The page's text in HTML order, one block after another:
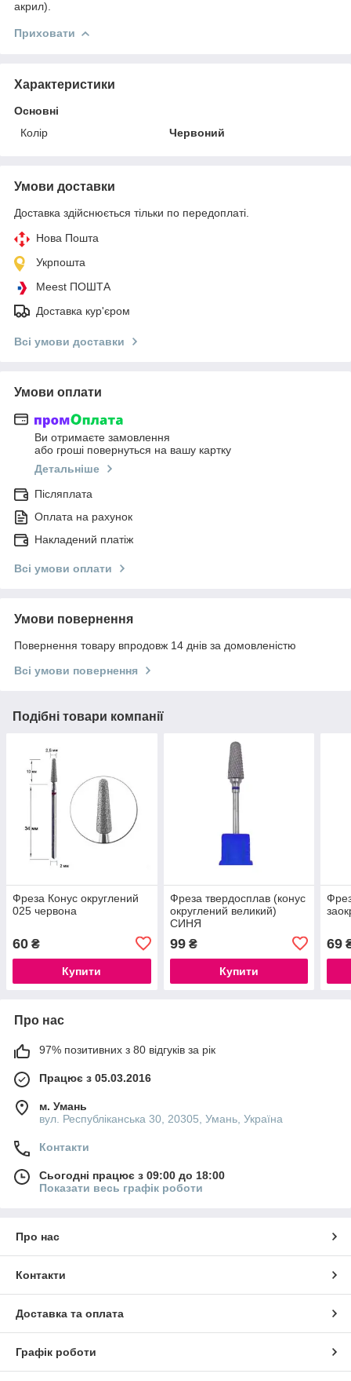
акрил).
Приховати
Характеристики
Основні
Колір
Червоний
Умови доставки
Доставка здійснюється тільки по передоплаті.
Нова Пошта
Укрпошта
Meest ПОШТА
Доставка кур'єром
Всі умови доставки
Умови оплати
Ви отримаєте замовлення
або гроші повернуться на вашу картку
Детальніше
Післяплата
Оплата на рахунок
Накладений платіж
Всі умови оплати
Умови повернення
Повернення товару впродовж 14 днів за домовленістю
Всі умови повернення
Подібні товари компанії
Фреза Конус округлений
025 червона
60 ₴
Купити
Фреза твердосплав (конус
округлений великий)
СИНЯ
99₴
Купити
69
Про нас
97% позитивних з 80 відгуків за рік
Працює з 05.03.2016
м. Умань
вул. Республіканська 30, 20305, Умань, Україна
Контакти
Сьогодні працює з 09:00 до 18:00
Показати весь графік роботи
Про нас
Контакти
Доставка та оплата
Графік роботи